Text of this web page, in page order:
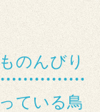
のんびり
ている鳥